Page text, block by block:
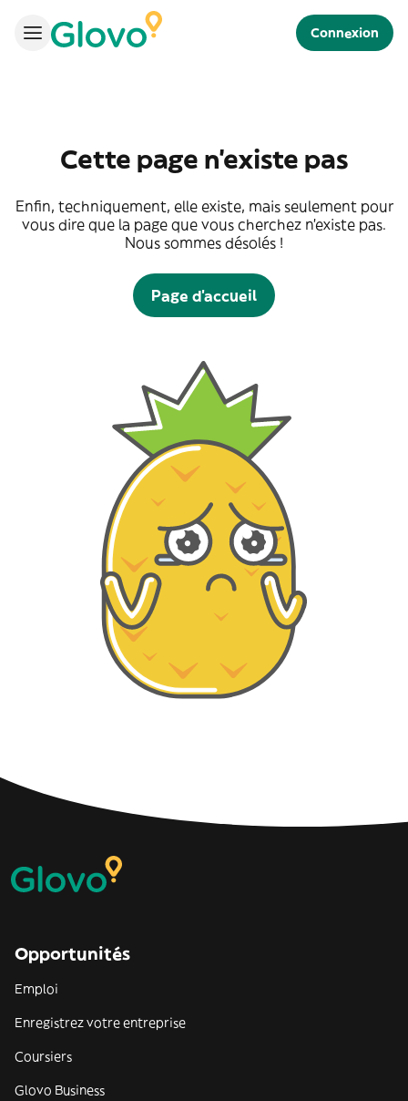
Connexion
Cette page n'existe pas
Enfin, techniquement, elle existe, mais seulement pour
vous dire que la page que vous cherchez n'existe pas.
Nous sommes désolés !
Page d'accueil
Opportunités
Emploi
Enregistrez votre entreprise
Coursiers
Glovo Business